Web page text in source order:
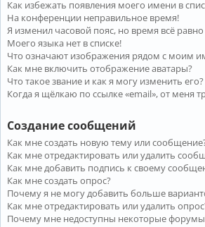
Как избежать появления моего имени в
На конференции неправильное время!
Я изменил часовой пояс, но время всё
Моего языка нет в списке!
Что означают изображения рядом с моим
Как мне включить отображение аватары?
Что такое звание и как я могу изменить его?
Когда я щёлкаю по ссылке «email», от меня
Создание сообщений
Как мне создать новую тему или
Как мне отредактировать или удалить
Как мне добавить подпись к своему
Как мне создать опрос?
Почему я не могу добавить больше
Как мне отредактировать или удалить
Почему мне недоступны некоторые